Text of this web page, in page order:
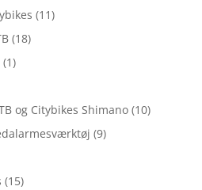
(11)
(18)
(1)
og Citybikes Shimano (10)
(9)
(15)